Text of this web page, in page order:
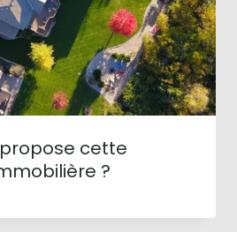
cette
?